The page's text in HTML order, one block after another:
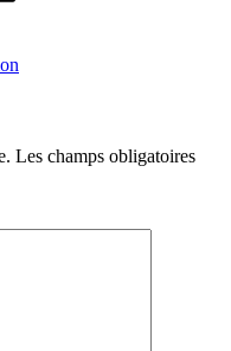
Les champs obligatoires